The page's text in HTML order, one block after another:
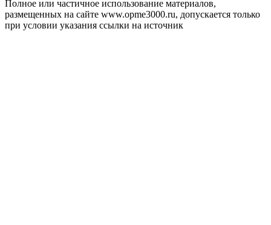
Полное или частичное использование материалов,
размещенных на сайте www.opme3000.ru, допускается только
при условии указания ссылки на источник